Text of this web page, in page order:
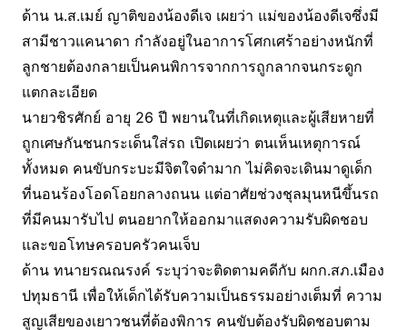
ด้าน น.ส.เมย์ ญาติของน้องดีเจ เผยว่า แม่ของน้องดีเจซึ่งมี
สามีชาวแคนาดา กำลังอยู่ในอาการโศกเศร้าอย่างหนักที่
ลูกชายต้องกลายเป็นคนพิการจากการถูกลากจนกระดูก
แตกละเอียด
นายวชิรศักย์ อายุ 26 ปี พยานในที่เกิดเหตุและผู้เสียหายที่
ถูกเศษกันชนกระเด็นใส่รถ เปิดเผยว่า ตนเห็นเหตุการณ์
ทั้งหมด คนขับกระบะมีจิตใจดำมาก ไม่คิดจะเดินมาดูเด็ก
ที่นอนร้องโอดโอยกลางถนน แต่อาศัยช่วงชุลมุนหนีขึ้นรถ
ที่มีคนมารับไป ตนอยากให้ออกมาแสดงความรับผิดชอบ
และขอโทษครอบครัวคนเจ็บ
ด้าน ทนายรณณรงค์ ระบุว่าจะติดตามคดีกับ ผกก.สภ.เมือง
ปทุมธานี เพื่อให้เด็กได้รับความเป็นธรรมอย่างเต็มที่ ความ
สูญเสียของเยาวชนที่ต้องพิการ คนขับต้องรับผิดชอบตาม